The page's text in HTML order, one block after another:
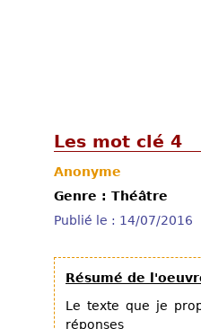
Les mot clé 4
Anonyme
Genre : Théâtre
Publié le : 14/07/2016
Résumé de
Le texte que je
réponses